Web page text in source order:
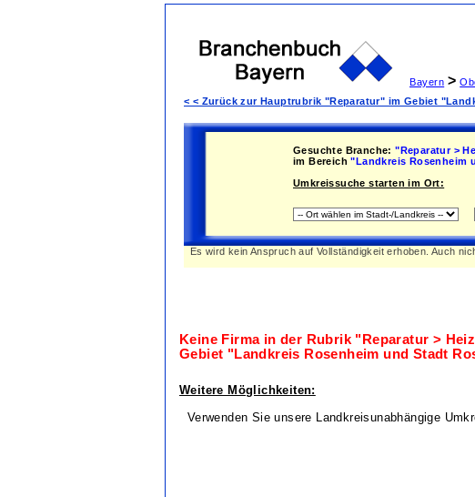
Bayern >
< < Zurück zur Hauptrubrik "Reparatur" im Gebiet
Gesuchte Branche: "Reparatur >
im Bereich "Landkreis Rosenheim
Umkreissuche starten im Ort:
Es wird kein Anspruch auf Vollständigkeit erhoben. Auch
Keine Firma in der Rubrik "Reparatur >
Gebiet "Landkreis Rosenheim und Stadt
Weitere Möglichkeiten:
Verwenden Sie unsere Landkreisunabhängige